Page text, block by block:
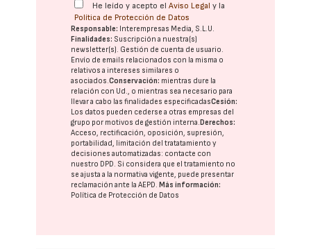
He leído y acepto elAviso Legal y la
Política de Protección de Datos
Responsable: Interempresas Media, S.L.U.
Finalidades: Suscripción a nuestra(s)
newsletter(s). Gestión de cuenta de usuario.
Envío de emails relacionados con la misma o
relativos a intereses similares o
asociados.Conservación: mientras dure la
relación con Ud., o mientras sea necesario para
llevar a cabo las finalidades especificadasCesión:
Los datos pueden cederse a otras empresas del
grupo por motivos de gestión interna. Derechos:
Acceso, rectificación, oposición, supresión,
portabilidad, limitación del tratatamiento y
decisiones automatizadas: contacte con
nuestro DPD. Si considera que el tratamiento no
se ajusta a la normativa vigente, puede presentar
reclamación ante laAEPD. Más información:
Política de Protección de Datos